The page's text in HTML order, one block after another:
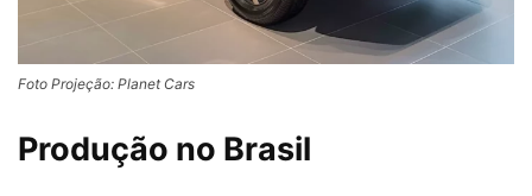
Foto Projeção: Planet Cars
Produção no Brasil